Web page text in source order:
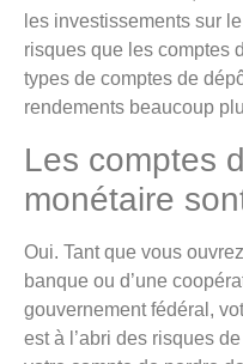
les investissements sur
risques que les comptes
types de comptes de
rendements beaucoup
Les comptes
monétaire
Oui. Tant que vous
banque ou d’une
gouvernement fédéral,
est à l’abri des risques